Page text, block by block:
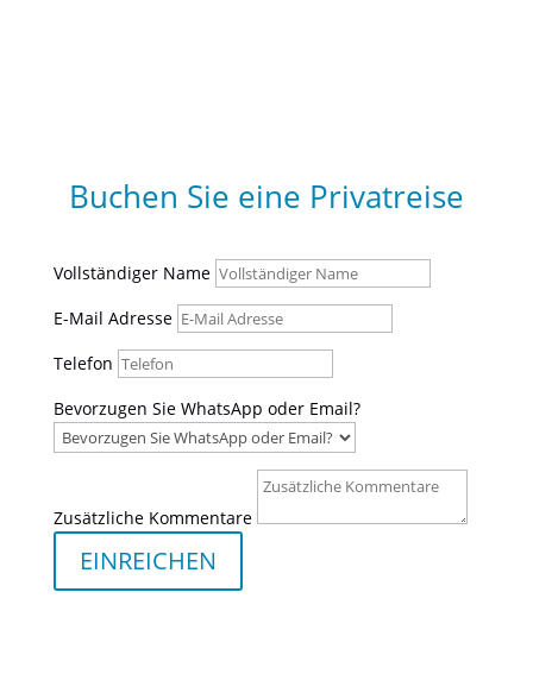
Buchen Sie eine Privatreise
Vollständiger Name
E-Mail Adresse
Telefon
Bevorzugen Sie WhatsApp oder Email?
Zusätzliche Kommentare
EINREICHEN